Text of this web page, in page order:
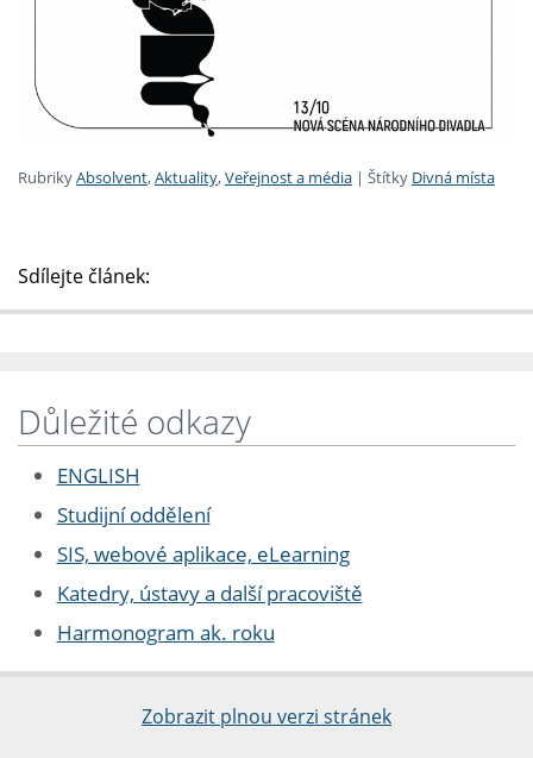
RubrikyAbsolvent,Aktuality,Veřejnost a média | Štítky Divná místa
Sdílejte článek:
Důležité odkazy
ENGLISH
Studijní oddělení
SIS, webové aplikace, eLearning
Katedry, ústavy a další pracoviště
Harmonogram ak. roku
Zobrazit plnou verzi stránek